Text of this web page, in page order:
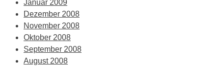
Januar 2009
Dezember 2008
November 2008
Oktober 2008
September 2008
August 2008